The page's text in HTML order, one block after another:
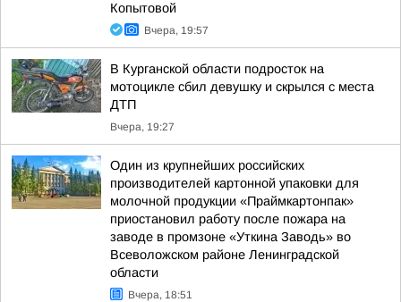
Копытовой
Вчера, 19:57
В Курганской области подросток на
мотоцикле сбил девушку и скрылся с места
ДТП
Вчера, 19:27
Один из крупнейших российских
производителей картонной упаковки для
молочной продукции «Праймкартонпак»
приостановил работу после пожара на
заводе в промзоне «Уткина Заводь» во
Всеволожском районе Ленинградской
области
Вчера, 18:51